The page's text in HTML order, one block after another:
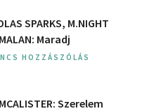
SPARKS, M.NIGHT
Maradj
HOZZÁSZÓLÁS
Szerelem